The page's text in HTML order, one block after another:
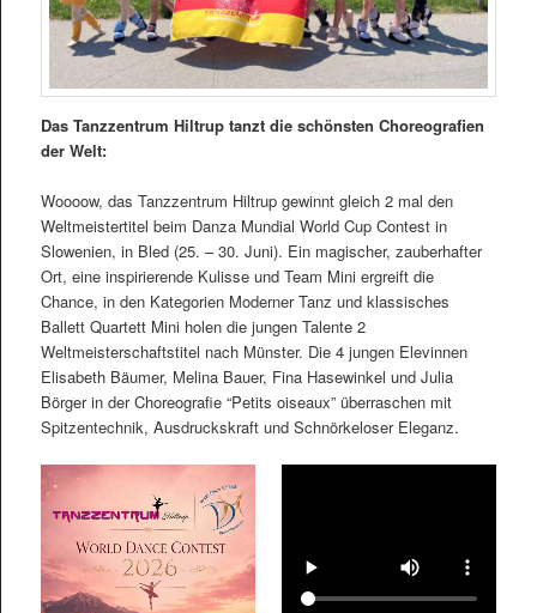
Das Tanzzentrum Hiltrup tanzt die schönsten Choreografien
der Welt:
Woooow, das Tanzzentrum Hiltrup gewinnt gleich 2 mal den
Weltmeistertitel beim Danza Mundial World Cup Contest in
Slowenien, in Bled (25. – 30. Juni). Ein magischer, zauberhafter
Ort, eine inspirierende Kulisse und Team Mini ergreift die
Chance, in den Kategorien Moderner Tanz und klassisches
Ballett Quartett Mini holen die jungen Talente 2
Weltmeisterschaftstitel nach Münster. Die 4 jungen Elevinnen
Elisabeth Bäumer, Melina Bauer, Fina Hasewinkel und Julia
Börger in der Choreografie “Petits oiseaux” überraschen mit
Spitzentechnik, Ausdruckskraft und Schnörkeloser Eleganz.